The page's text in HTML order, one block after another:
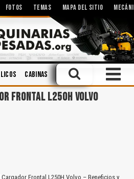
FOTOS TEMAS MAPA DEL SITIO
Cabinas Hidráulica Minería
FRONTAL L250H VOLVO
Frontal L250H Volvo – Beneficios y